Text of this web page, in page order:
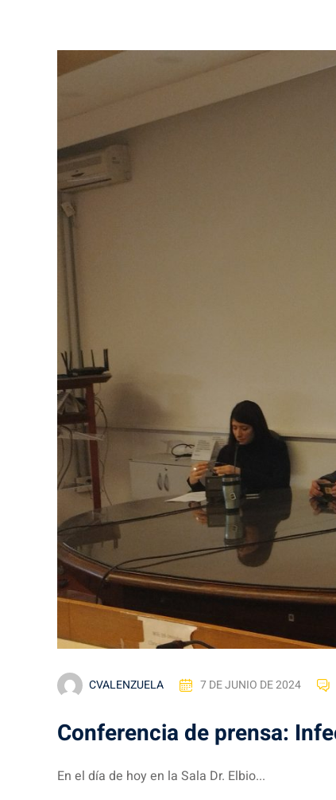
CVALENZUELA 7 DE JUNIO DE 2024
Conferencia de prensa:
En el día de hoy en la Sala Dr. Elbio...